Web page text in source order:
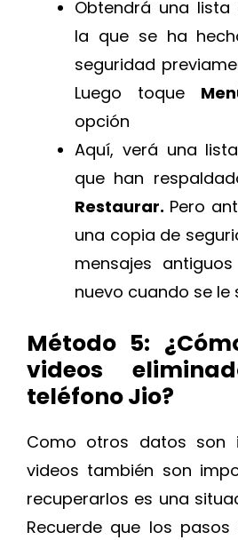
Obtendrá una
la que se ha
seguridad
Luego toque
opción
Aquí, verá una
que han
Restaurar. Pero
una copia de
mensajes
nuevo cuando se le
Método 5:
videos
teléfono Jio?
Como otros datos son
videos también son
recuperarlos es una
Recuerde que los